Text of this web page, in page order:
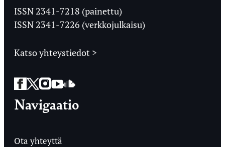
Ylioppilaslehti
ISSN 2341-7218 (painettu)
ISSN 2341-7226 (verkkojulkaisu)
Katso yhteystiedot >
Facebook
Twitter
Instagram
YouTube
SoundCloud
Navigaatio
Ota yhteyttä